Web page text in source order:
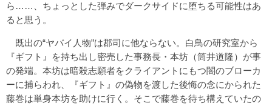
ら……、ちょっとした弾みでダークサイドに堕ちる可能性はあ
ると思う。
既出の“ヤバイ人物”は郡司に他ならない。白鳥の研究室から
『ギフト』を持ち出し密売した事務長・本坊（筒井道隆）が事
の発端。本坊は暗殺志願者をクライアントにもつ闇のブローカ
ーに捕らわれ、『ギフト』の偽物を渡した後悔の念にかられた
藤巻は単身本坊を助けに行く。そこで藤巻を待ち構えていたの